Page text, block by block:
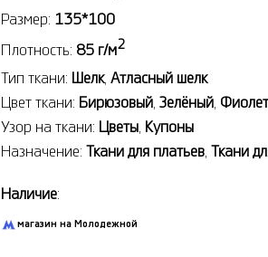
Размер: 135*100
Плотность: 85 г/м2
Тип ткани: Шелк, Атласный шелк
Цвет ткани: Бирюзовый Зелёный
Узор на ткани: Цветы Купоны
Назначение: Ткани для платьев Ткани
Наличие:
магазин на Молодежной